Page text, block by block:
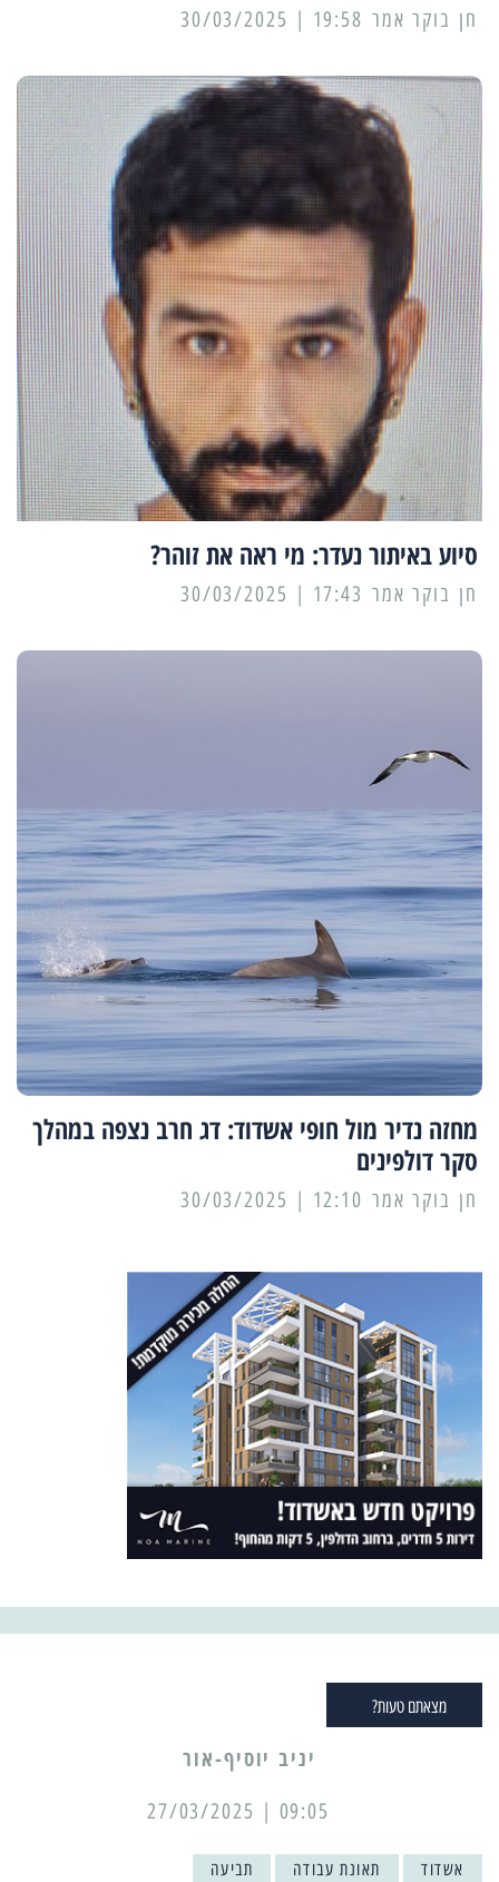
19:58 | 30/03/2025
סיוע באיתור נעדר: מי ראה את זוהר?
17:43 | 30/03/2025
מחזה נדיר מול חופי אשדוד: דג חרב נצפה במהלך
סקר דולפינים
12:10 | 30/03/2025
מצאתם טעות?
יניב יוסיף-אור
09:05 | 27/03/2025
אשדוד תאונת עבודה תביעה